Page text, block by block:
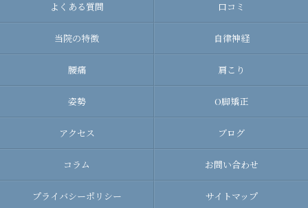
よくある質問 口コミ
当院の特徴 自律神経
腰痛 肩こり
姿勢 O脚矯正
アクセス ブログ
コラム お問い合わせ
プライバシーポリシー サイトマップ